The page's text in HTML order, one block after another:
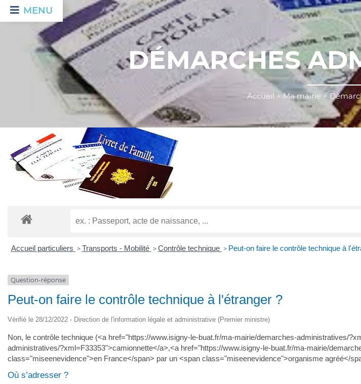
MENU
DÉMARCHES
Accueil >Ma mairie >
Accueil particuliers > Transports - Mobilité > Contrôle technique > Peut-on faire le contrôle technique à
Question-réponse
Peut-on faire le contrôle technique à l'étranger ?
Vérifié le 28/12/2022 - Direction de l'information légale et administrative (Premier ministre)
Non, le contrôle technique (<a href="https://www.isigny-le-buat.fr/ma-mairie/demarches-administratives/
administratives/?xml=F33353">camionnette</a>,<a href="https://www.isigny-le-buat.fr/ma-mairie/
class="miseenevidence">en France</span> par un <span class="miseenevidence">organisme agréé</
Où s’adresser ?